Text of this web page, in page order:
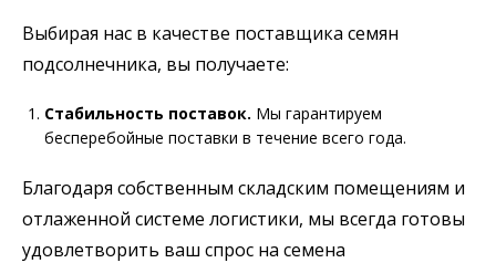
Выбирая нас в качестве поставщика семян
подсолнечника, вы получаете:
Стабильность поставок. Мы гарантируем
бесперебойные поставки в течение всего года.
Благодаря собственным складским помещениям и
отлаженной системе логистики, мы всегда готовы
удовлетворить ваш спрос на семена